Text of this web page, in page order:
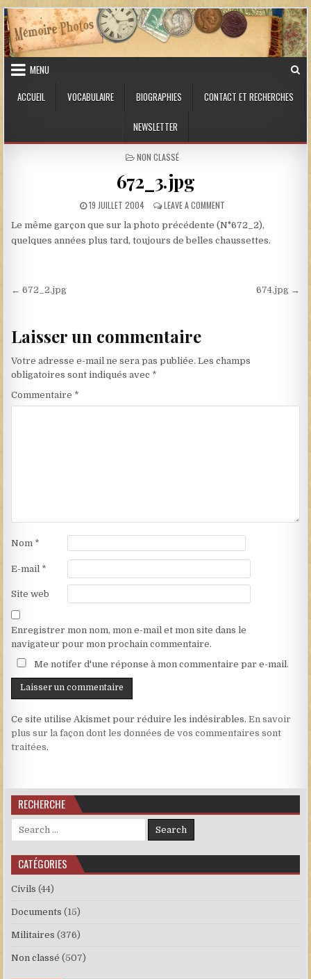
Skip to content
MENU
ACCUEIL
VOCABULAIRE BIOGRAPHIES CONTACT ET RECHERCHES
NEWSLETTER
POSTED IN
NON CLASSÉ
672_3.jpg
PUBLISHED DATE:
19 JUILLET 2004 LEAVE A COMMENTON 672_3.JPG
Le même garçon que sur la photo précédente (N°672_2),
quelques années plus tard, toujours de belles chaussettes.
Navigation de l’article
← 672_2.jpg 674.jpg →
Laisser un commentaire
Votre adresse e-mail ne sera pas publiée. Les champs
obligatoires sont indiqués avec *
Commentaire *
Nom *
E-mail *
Site web
Enregistrer mon nom, mon e-mail et mon site dans le
navigateur pour mon prochain commentaire.
Me notifer d'une réponse à mon commentaire par e-mail.
Ce site utilise Akismet pour réduire les indésirables.En savoir
plus sur la façon dont les données de vos commentaires sont
traitées.
RECHERCHE
Search for:
CATÉGORIES
Civils (44)
Documents (15)
Militaires (376)
Non classé (507)